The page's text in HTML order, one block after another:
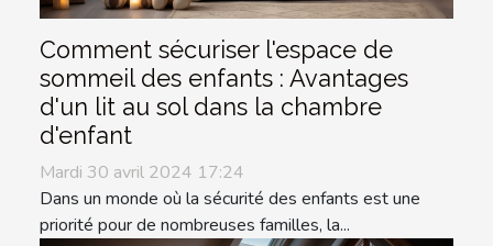
Comment sécuriser l'espace de
sommeil des enfants : Avantages
d'un lit au sol dans la chambre
d'enfant
Mardi 30 avril 2024 17:24
Dans un monde où la sécurité des enfants est une
priorité pour de nombreuses familles, la...